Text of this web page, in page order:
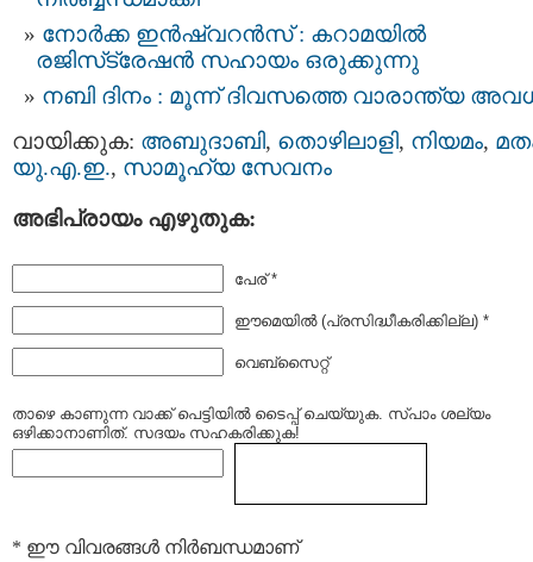
നോർക്ക ഇൻഷ്വറൻസ് : കറാമയിൽ
രജിസ്‌ട്രേഷൻ സഹായം ഒരുക്കുന്നു
നബി ദിനം : മൂന്ന് ദിവസത്തെ വാരാന്ത്യ
വായിക്കുക: അബുദാബി, തൊഴിലാളി, നിയമം,
യു.എ.ഇ., സാമൂഹ്യ സേവനം
അഭിപ്രായം എഴുതുക:
പേര് *
ഈമെയില്‍ (പ്രസിദ്ധീകരിക്കില്ല) *
വെബ്സൈറ്റ്
താഴെ കാണുന്ന വാക്ക് പെട്ടിയില്‍ ടൈപ്പ്‌ ചെയ്യുക. സ്പാം ശല്യം
ഒഴിക്കാനാണിത്. സദയം സഹകരിക്കുക!
* ഈ വിവരങ്ങള്‍ നിര്‍ബന്ധമാണ്